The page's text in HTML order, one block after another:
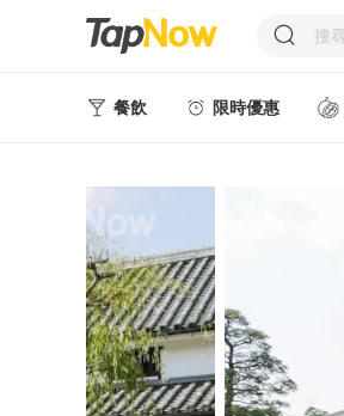
餐飲
西式美食
日韓美食
台式美食
東南亞美食
限時優惠